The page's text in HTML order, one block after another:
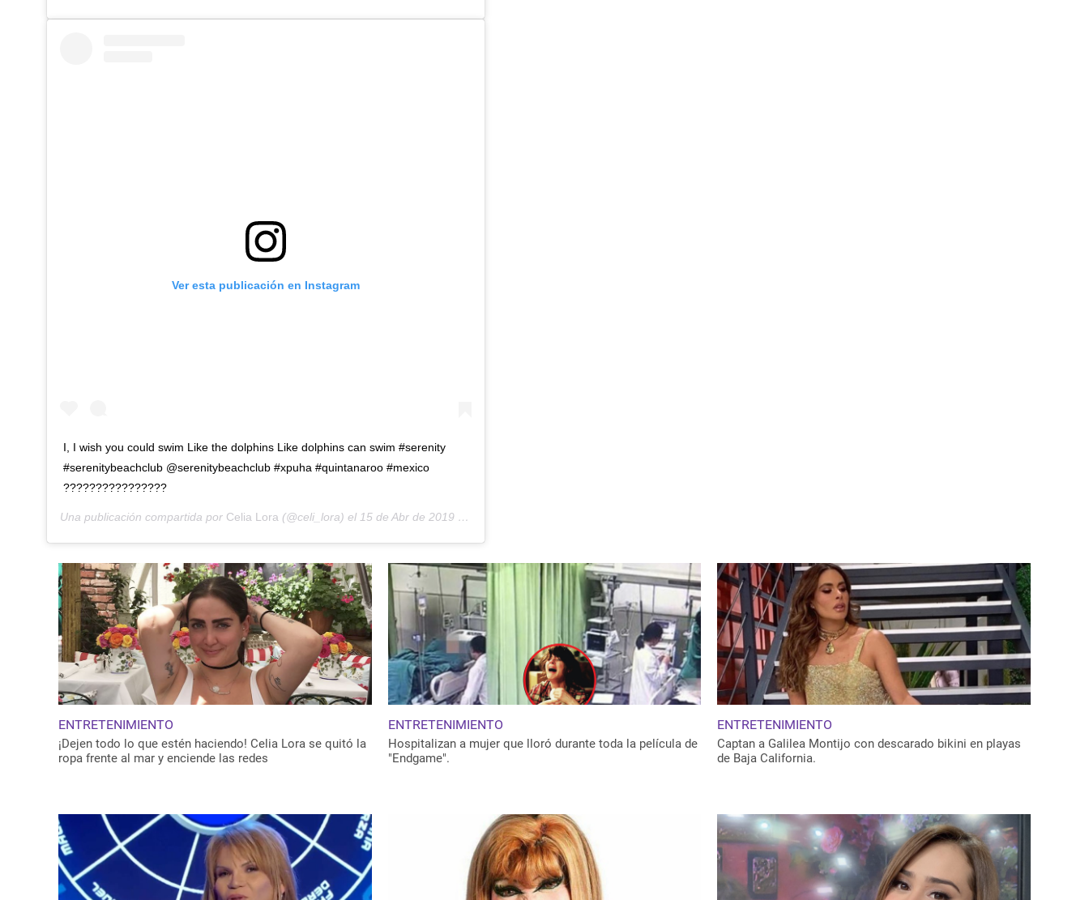
Ver esta publicación en Instagram
I, I wish you could swim Like the dolphins Like dolphins can swim #serenity
#serenitybeachclub @serenitybeachclub #xpuha #quintanaroo #mexico
????????????????
Una publicación compartida por Celia Lora (@celi_lora) el 15 de Abr de 2019 a las 1:53 PDT
ENTRETENIMIENTO
¡Dejen todo lo que estén haciendo! Celia Lora se quitó la
ropa frente al mar y enciende las redes
ENTRETENIMIENTO
Hospitalizan a mujer que lloró durante toda la película de
"Endgame".
ENTRETENIMIENTO
Captan a Galilea Montijo con descarado bikini en playas
de Baja California.